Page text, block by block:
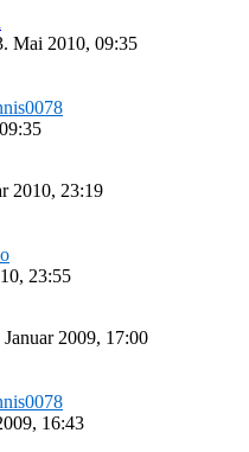
Mai 2010, 09:35
2010, 23:19
23:55
Januar 2009, 17:00
16:43